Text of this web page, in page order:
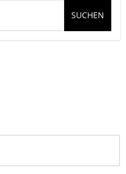
SUCHEN